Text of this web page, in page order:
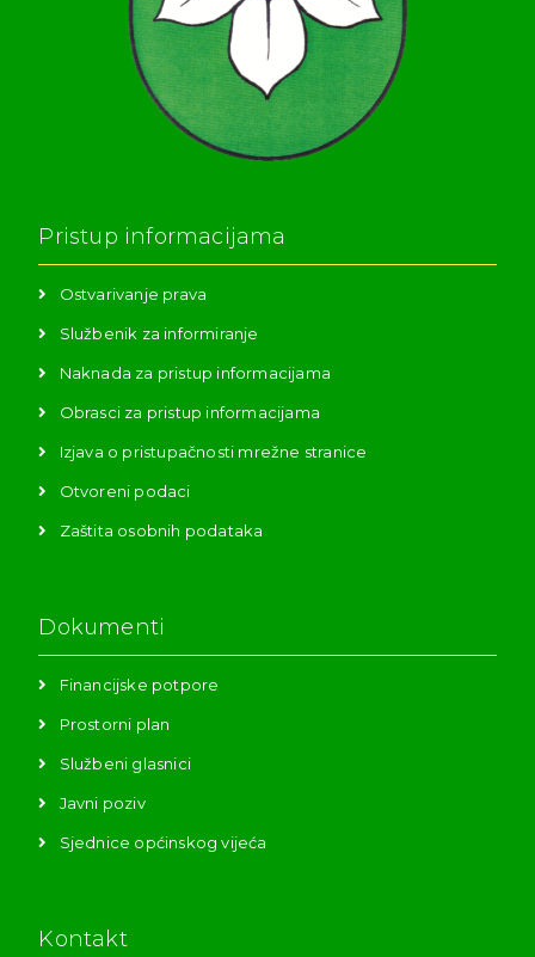
Pristup informacijama
Ostvarivanje prava
Službenik za informiranje
Naknada za pristup informacijama
Obrasci za pristup informacijama
Izjava o pristupačnosti mrežne stranice
Otvoreni podaci
Zaštita osobnih podataka
Dokumenti
Financijske potpore
Prostorni plan
Službeni glasnici
Javni poziv
Sjednice općinskog vijeća
Kontakt